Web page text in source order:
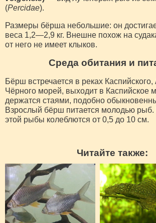
(Percidae).
Размеры бёрша небольшие: он
веса 1,2—2,9 кг. Внешне похож на
от него не имеет клыков.
Среда обитания и
Бёрш встречается в реках Каспийского,
Чёрного морей, выходит в Каспийское
держатся стаями, подобно
Взрослый бёрш питается молодью
этой рыбы колеблются от 0,5 до 10 см.
Читайте также: